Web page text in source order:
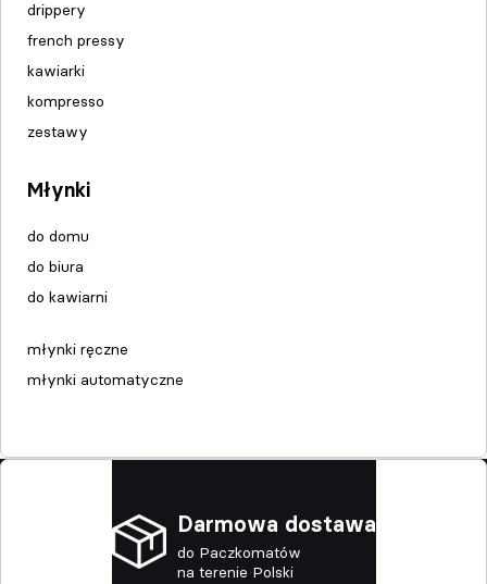
drippery
french pressy
kawiarki
kompresso
zestawy
Młynki
do domu
do biura
do kawiarni
młynki ręczne
młynki automatyczne
Darmowa dostawa
do Paczkomatów
na terenie Polski